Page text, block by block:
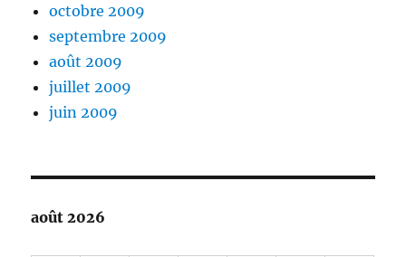
octobre 2009
septembre 2009
août 2009
juillet 2009
juin 2009
août 2026